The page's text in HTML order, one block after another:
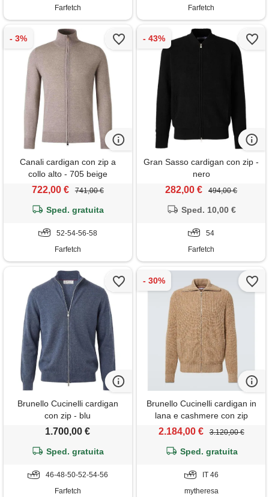
Farfetch Farfetch
Canali cardigan con zip a
collo alto - 705 beige
722,00 € 741,00 €
Sped. gratuita
52-54-56-58
Farfetch
Gran Sasso cardigan con zip -
nero
282,00 € 494,00 €
Sped. 10,00 €
54
Farfetch
Brunello Cucinelli cardigan
con zip - blu
1.700,00 €
Sped. gratuita
46-48-50-52-54-56
Farfetch
Brunello Cucinelli cardigan in
lana e cashmere con zip
2.184,00 € 3.120,00 €
Sped. gratuita
IT 46
mytheresa